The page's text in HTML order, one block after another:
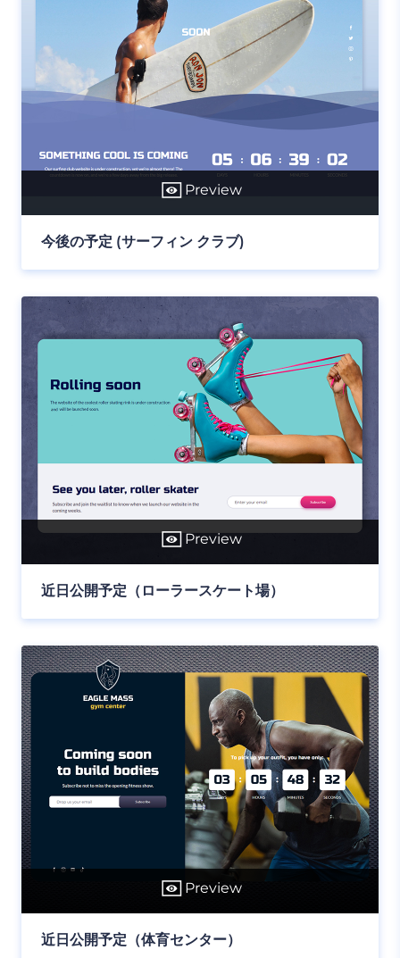
Preview
今後の予定 (サーフィン クラブ)
Preview
近日公開予定（ローラースケート場）
Preview
近日公開予定（体育センター）